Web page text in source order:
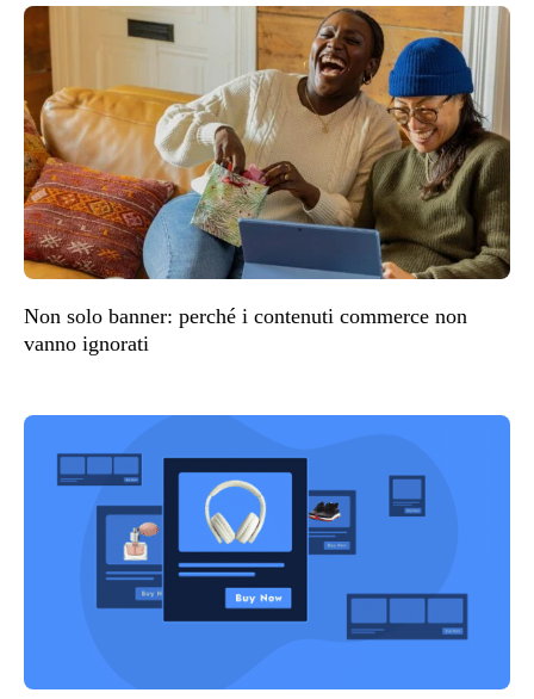
Non solo banner: perché i contenuti commerce non
vanno ignorati